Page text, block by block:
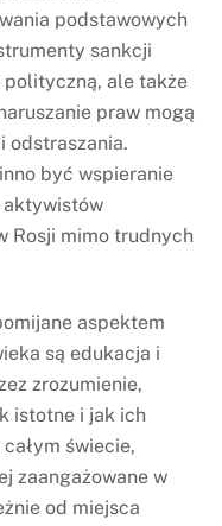
podstawowych
sankcji
ale także
praw mogą
odstraszania.
być wspieranie
aktywistów
Rosji mimo trudnych
aspektem
są edukacja i
zrozumienie,
istotne i jak ich
świecie,
zaangażowane w
od miejsca